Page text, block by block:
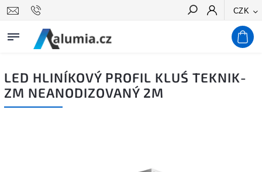
CZK
Hledat
LED HLINÍKOVÝ PROFIL KLUŚ TEKNIK-
ZM NEANODIZOVANÝ 2M